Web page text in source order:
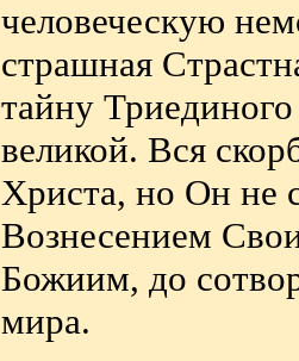
человеческую
страшная
тайну
великой. Вся
Христа, но Он не
Вознесением
Божиим, до
мира.